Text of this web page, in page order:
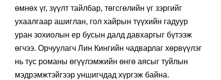
өмнөх үг, зүүлт тайлбар, төгсгөлийн үг зэргийг
ухаалгаар ашиглан, гол хайрын түүхийн гадуур
уран зохиолын ер бусын далд давхаргыг бүтээж
өгчээ. Орчуулагч Лин Кингийн чадварлаг хөрвүүлэг
нь тус романы өгүүлэмжийн өнгө аясыг туйлын
мэдрэмжтэйгээр уншигчдад хүргэж байна.